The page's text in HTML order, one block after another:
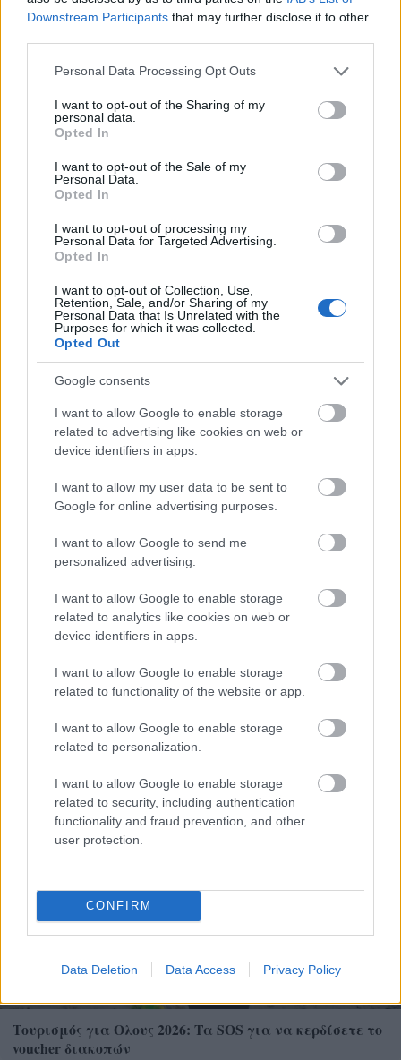
Downstream Participants that may further disclose it to other
Please note that this website/app uses one or more Google
not limited to your visit or usage behaviour. You may click to
grant or deny consent to Google and its third-party tags to
use your data for below specified purposes in below Google
consent section.
Personal Data Processing Opt Outs
I want to opt-out of the Sharing of my
personal data.
Opted In
I want to opt-out of the Sale of my
Personal Data.
Opted In
I want to opt-out of processing my
Personal Data for Targeted Advertising.
Opted In
I want to opt-out of Collection, Use,
Retention, Sale, and/or Sharing of my
Personal Data that Is Unrelated with the
Purposes for which it was collected.
Opted Out
Google consents
I want to allow Google to enable storage
related to advertising like cookies on web or
device identifiers in apps.
I want to allow my user data to be sent to
Google for online advertising purposes.
I want to allow Google to send me
personalized advertising.
I want to allow Google to enable storage
related to analytics like cookies on web or
device identifiers in apps.
I want to allow Google to enable storage
related to functionality of the website or app.
I want to allow Google to enable storage
related to personalization.
I want to allow Google to enable storage
related to security, including authentication
functionality and fraud prevention, and other
user protection.
CONFIRM
Data Deletion Data Access Privacy Policy
Δεκαπενταύγουστος 2026: Πόσο αυξάνεται το
μεροκάματο το Σάββατο
Η Meta παραδέχεται παραβίαση από AI μοντέλο της
Ζώδια Σήμερα 7/8: Ξαφνικές ειδήσεις και μεγάλες
ανατροπές!
Τουρισμός για Ολους 2026: Τα SOS για να κερδίσετε το
voucher διακοπών